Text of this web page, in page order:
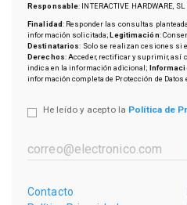
Responsable: INTERACTIVE HARDWARE, SL
Finalidad: Responder las consultas
información solicitada;Legitimación:
Destinatarios: Solo se realizan cesiones si
Derechos: Acceder, rectificar y suprimir, así
indica en la información adicional;
información completa de Protección de Datos
He leído y acepto la Política de
Contacto